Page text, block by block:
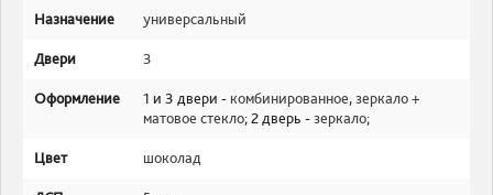
Назначение универсальный
Двери 3
Оформление 1 и 3 двери - комбинированное,зеркало +
матовое стекло; 2 дверь -зеркало;
Цвет шоколад